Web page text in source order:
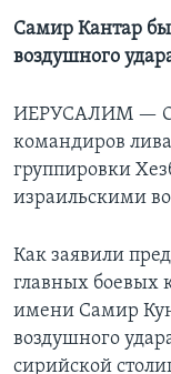
Самир Кантар
воздушного
ИЕРУСАЛИМ —
командиров
группировки
израильскими
Как заявили
главных боевых
имени Самир
воздушного
сирийской